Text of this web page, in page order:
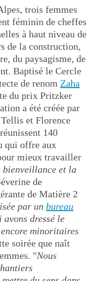
trois femmes
féminin de cheffes
à haut niveau de
de la construction,
du paysagisme, de
Baptisé le Cercle
de renom Zaha
du prix Pritzker
a été créée par
et Florence
140
qui offre aux
mieux travailler
bienveillance et la
de
de Matière 2
par un bureau
dressé le
minoritaires
soirée que naît
"Nous